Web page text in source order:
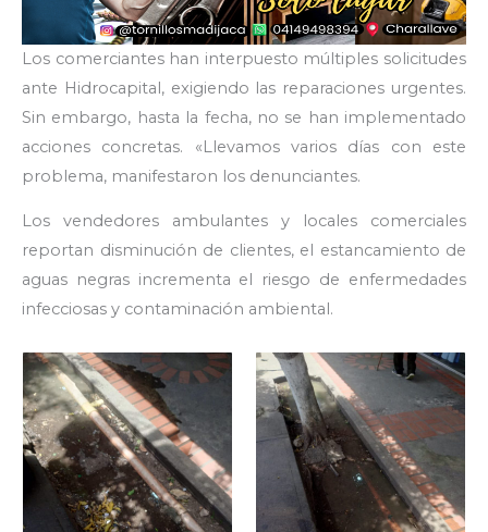
Los comerciantes han interpuesto múltiples solicitudes
ante Hidrocapital, exigiendo las reparaciones urgentes.
Sin embargo, hasta la fecha, no se han implementado
acciones concretas. «Llevamos varios días con este
problema, manifestaron los denunciantes.
Los vendedores ambulantes y locales comerciales
reportan disminución de clientes, el estancamiento de
aguas negras incrementa el riesgo de enfermedades
infecciosas y contaminación ambiental.